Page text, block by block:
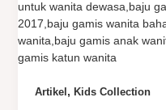
Artikel , Kids Collection